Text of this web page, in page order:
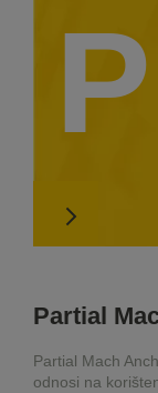
P
Partial
Partial Mach
odnosi na